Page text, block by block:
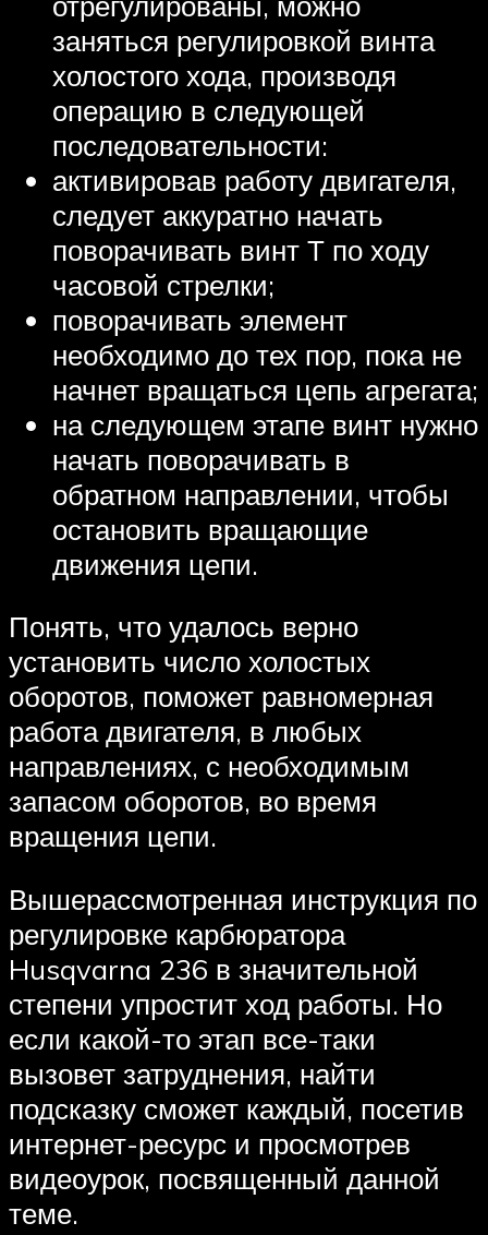
заняться регулировкой винта
холостого хода, производя
операцию в следующей
последовательности:
активировав работу двигателя,
следует аккуратно начать
поворачивать винт Т по ходу
часовой стрелки;
поворачивать элемент
необходимо до тех пор, пока не
начнет вращаться цепь агрегата;
на следующем этапе винт нужно
начать поворачивать в
обратном направлении, чтобы
остановить вращающие
движения цепи.
Понять, что удалось верно
установить число холостых
оборотов, поможет равномерная
работа двигателя, в любых
направлениях, с необходимым
запасом оборотов, во время
вращения цепи.
Вышерассмотренная инструкция по
регулировке карбюратора
Husqvarna 236 в значительной
степени упростит ход работы. Но
если какой-то этап все-таки
вызовет затруднения, найти
подсказку сможет каждый, посетив
интернет-ресурс и просмотрев
видеоурок, посвященный данной
теме.